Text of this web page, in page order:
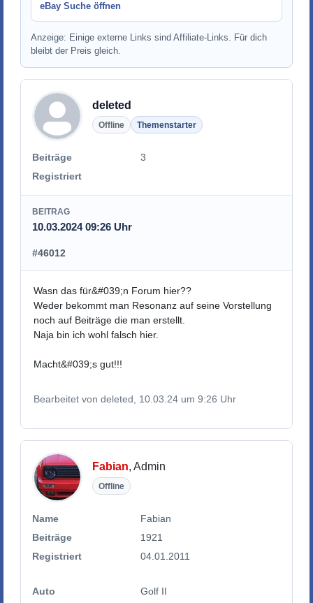
eBay Suche öffnen
Anzeige: Einige externe Links sind Affiliate-Links. Für dich
bleibt der Preis gleich.
deleted
Offline Themenstarter
Beiträge
3
Registriert
BEITRAG
10.03.2024 09:26 Uhr
#46012
Wasn das für&#039;n Forum hier??
Weder bekommt man Resonanz auf seine Vorstellung
noch auf Beiträge die man erstellt.
Naja bin ich wohl falsch hier.
Macht&#039;s gut!!!
Bearbeitet von deleted, 10.03.24 um 9:26 Uhr
Fabian, Admin
Offline
Name
Fabian
Beiträge
1921
Registriert
04.01.2011
Auto
Golf II